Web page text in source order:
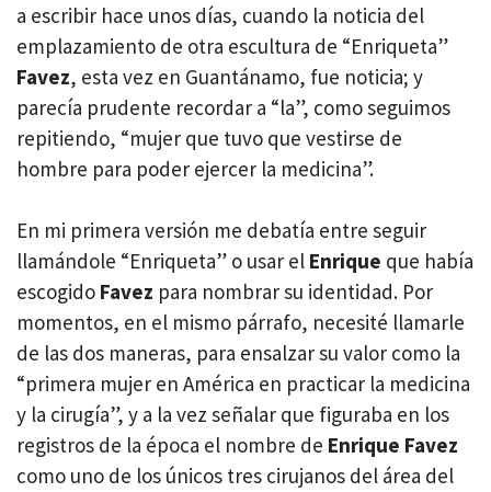
a escribir hace unos días, cuando la noticia del
emplazamiento de otra escultura de “Enriqueta”
Favez, esta vez en Guantánamo, fue noticia; y
parecía prudente recordar a “la”, como seguimos
repitiendo, “mujer que tuvo que vestirse de
hombre para poder ejercer la medicina”.
En mi primera versión me debatía entre seguir
llamándole “Enriqueta” o usar el Enrique que había
escogido Favez para nombrar su identidad. Por
momentos, en el mismo párrafo, necesité llamarle
de las dos maneras, para ensalzar su valor como la
“primera mujer en América en practicar la medicina
y la cirugía”, y a la vez señalar que figuraba en los
registros de la época el nombre de Enrique Favez
como uno de los únicos tres cirujanos del área del